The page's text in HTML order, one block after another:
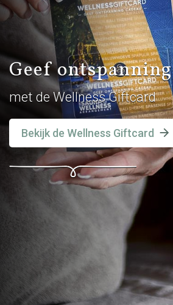
Geef
met de Wellness Giftcard
Bekijk de Wellness Giftcard